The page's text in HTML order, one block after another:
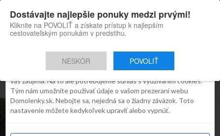
Domolenky appka
Skvelé tipy na cestovanie po
Slovensku
Inštaluj
Všetky príspevky týkajúce sa "vah"
ROZHOVORY
Súhlas Detaily O cookies
Robíme všetko preto, aby sme vám zobrazovali iba obsah, ktorý
vás zaujíma. Na to ale potrebujeme súhlas s využívaním cookies.
Tým nám umožníte používať údaje o vašom prezeraní webu
Domolenky.sk. Nebojte sa, nejedná sa o žiadny záväzok. Toto
nastavenie môžete kedykoľvek upraviť alebo vypnúť.
Dostávajte najlepšie ponuky medzi prvými!
Kliknite na POVOLIŤ a získate prístup k najlepším
cestovateľským ponukám v predstihu.
NESKÔR POVOLIŤ